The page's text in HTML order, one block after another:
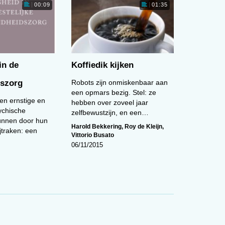
van De Psycholoog, het vakblad
Instituut van Psychologen (NIP).
Dr. Arnold van
Psychologie.
00:09
de
ernstige en
door hun
een
01:35
Koffiedik kijken
Robots zijn onmiskenbaar aan
een opmars bezig. Stel: ze
hebben over zoveel jaar
zelfbewustzijn, en een…
Harold Bekkering, Roy de Kleijn,
Vittorio Busato
06/11/2015